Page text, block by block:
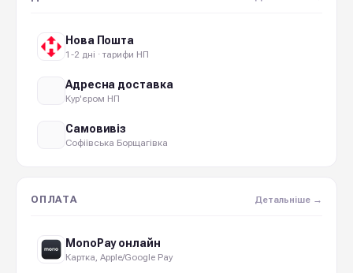
Нова Пошта
1-2 дні · тарифи НП
Адресна доставка
Кур'єром НП
Самовивіз
Софіївська Борщагівка
ОПЛАТА Детальніше →
MonoPay онлайн
Картка, Apple/Google Pay